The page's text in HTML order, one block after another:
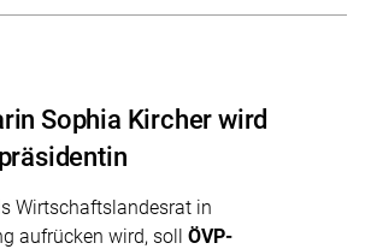
Sophia Kircher wird
Wirtschaftslandesrat in
aufrücken wird, soll ÖVP-